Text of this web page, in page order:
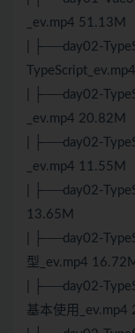
_ev.mp4 51.13M
| ├──day02-
| ├──day02-
_ev.mp4 20.82M
| ├──day02-
_ev.mp4 11.55M
| ├──day02-
13.65M
| ├──day02-
型_ev.mp4
| ├──day02-
基本使用_ev.mp4